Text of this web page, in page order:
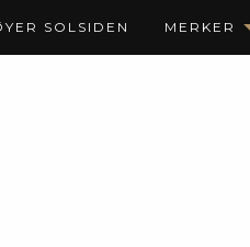
SOLSIDEN MERKER